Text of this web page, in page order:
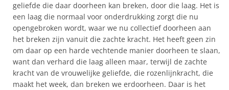
geliefde die daar doorheen kan breken, door die laag. Het is
een laag die normaal voor onderdrukking zorgt die nu
opengebroken wordt, waar we nu collectief doorheen aan
het breken zijn vanuit die zachte kracht. Het heeft geen zin
om daar op een harde vechtende manier doorheen te slaan,
want dan verhard die laag alleen maar, terwijl de zachte
kracht van de vrouwelijke geliefde, die rozenlijnkracht, die
maakt het week, dan breken we erdoorheen. Daar is het